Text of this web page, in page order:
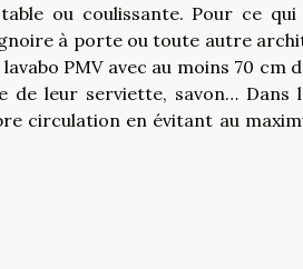
ou coulissante. Pour ce
à porte ou toute autre
PMV avec au moins 70 cm
leur serviette, savon… Dans
circulation en évitant au